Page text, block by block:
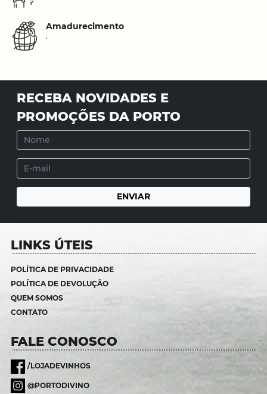
Amadurecimento
.
RECEBA NOVIDADES E
PROMOÇÕES DA PORTO
LINKS ÚTEIS
POLÍTICA DE PRIVACIDADE
POLÍTICA DE DEVOLUÇÃO
QUEM SOMOS
CONTATO
FALE CONOSCO
/LOJADEVINHOS
@PORTODIVINO